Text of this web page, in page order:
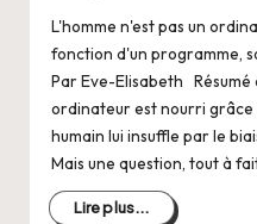
L'homme n'est pas un
fonction d'un programme,
Par Eve-Elisabeth Résumé
ordinateur est nourri
humain lui insuffle par le
Mais une question, tout à
Lire plus...